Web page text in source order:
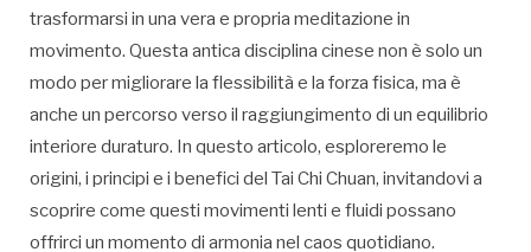
trasformarsi in una vera e propria meditazione in
movimento. Questa antica disciplina cinese non è solo un
modo per migliorare la flessibilità e la forza fisica, ma è
anche un percorso verso il raggiungimento di un equilibrio
interiore duraturo. In questo articolo, esploreremo le
origini, i principi e i benefici del Tai Chi Chuan, invitandovi a
scoprire come questi movimenti lenti e fluidi possano
offrirci un momento di armonia nel caos quotidiano.